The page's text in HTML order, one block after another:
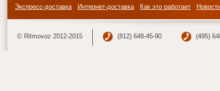
Экспресс-доставка Интернет-доставка Как это работает
© Ritmovoz 2012-2015 (812) 648-45-90 (495)